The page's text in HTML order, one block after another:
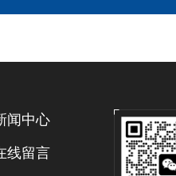
闻中心
线留言